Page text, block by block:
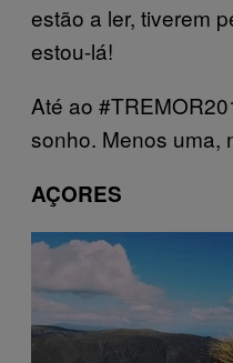
estão a ler, tiverem
estou-lá!
Até ao
sonho. Menos uma,
AÇORES